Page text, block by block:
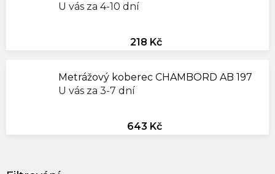
U vás za 4-10 dní
218 Kč
Metrážový koberec CHAMBORD AB 197
U vás za 3-7 dní
643 Kč